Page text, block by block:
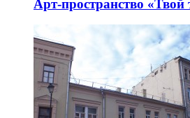
Арт-пространство «Твой